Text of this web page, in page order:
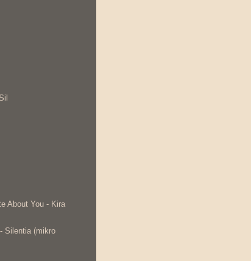
About You - Kira
Silentia (mikro